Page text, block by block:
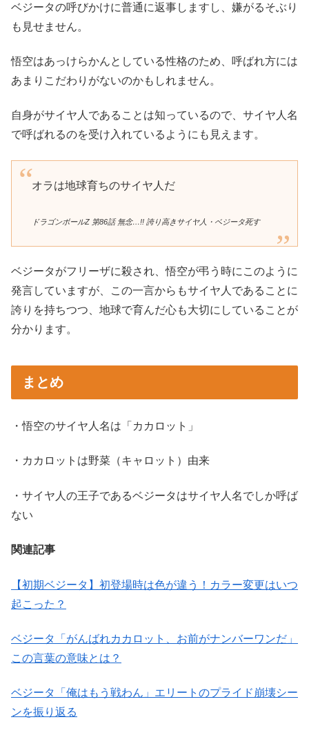
ベジータの呼びかけに普通に返事しますし、嫌がるそぶり
も見せません。
悟空はあっけらかんとしている性格のため、呼ばれ方には
あまりこだわりがないのかもしれません。
自身がサイヤ人であることは知っているので、サイヤ人名
で呼ばれるのを受け入れているようにも見えます。
オラは地球育ちのサイヤ人だ
ドラゴンボールZ 第86話 無念…!! 誇り高きサイヤ人・ベジータ死す
ベジータがフリーザに殺され、悟空が弔う時にこのように
発言していますが、この一言からもサイヤ人であることに
誇りを持ちつつ、地球で育んだ心も大切にしていることが
分かります。
まとめ
・悟空のサイヤ人名は「カカロット」
・カカロットは野菜（キャロット）由来
・サイヤ人の王子であるベジータはサイヤ人名でしか呼ば
ない
関連記事
【初期ベジータ】初登場時は色が違う！カラー変更はいつ
起こった？
ベジータ「がんばれカカロット、お前がナンバーワンだ」
この言葉の意味とは？
ベジータ「俺はもう戦わん」エリートのプライド崩壊シー
ンを振り返る